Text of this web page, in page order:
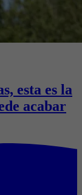
esta es la
acabar